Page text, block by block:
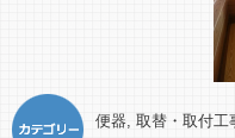
便器, 取替・取付工